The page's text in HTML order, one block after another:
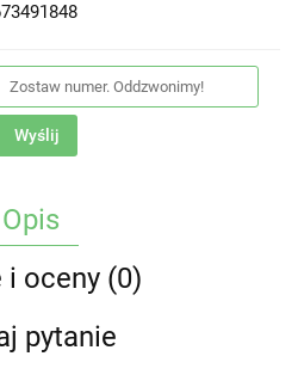
Wyślij
Opis
i oceny (0)
pytanie